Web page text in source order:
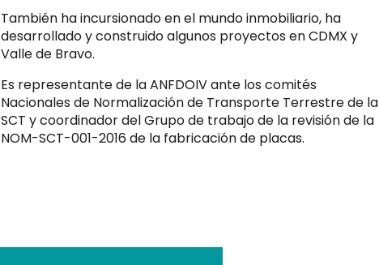
También ha incursionado en el mundo inmobiliario, ha
desarrollado y construido algunos proyectos en CDMX y
Valle de Bravo.
Es representante de la ANFDOIV ante los comités
Nacionales de Normalización de Transporte Terrestre de la
SCT y coordinador del Grupo de trabajo de la revisión de la
NOM-SCT-001-2016 de la fabricación de placas.